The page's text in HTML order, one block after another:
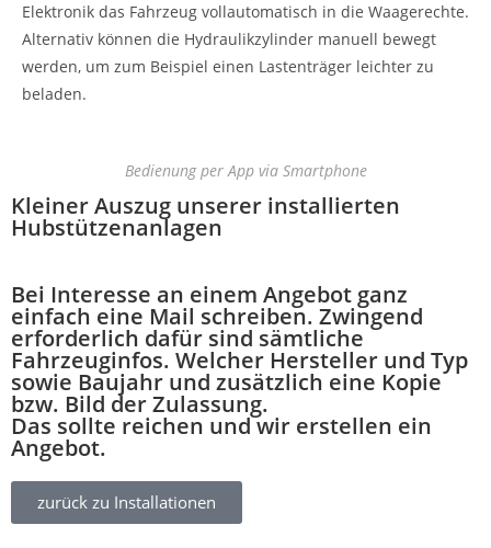
Elektronik das Fahrzeug vollautomatisch in die Waagerechte.
Alternativ können die Hydraulikzylinder manuell bewegt
werden, um zum Beispiel einen Lastenträger leichter zu
beladen.
Bedienung per App via Smartphone
Kleiner Auszug unserer installierten
Hubstützenanlagen
Bei Interesse an einem Angebot ganz
einfach eine Mail schreiben. Zwingend
erforderlich dafür sind sämtliche
Fahrzeuginfos. Welcher Hersteller und Typ
sowie Baujahr und zusätzlich eine Kopie
bzw. Bild der Zulassung.
Das sollte reichen und wir erstellen ein
Angebot.
zurück zu Installationen